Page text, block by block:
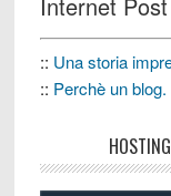
:: Una storia
:: Perchè un blog.